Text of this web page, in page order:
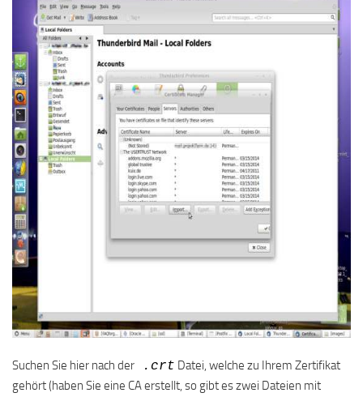
Suchen Sie hier nach der .crt Datei, welche zu Ihrem Zertifikat
gehört (haben Sie eine CA erstellt, so gibt es zwei Dateien mit